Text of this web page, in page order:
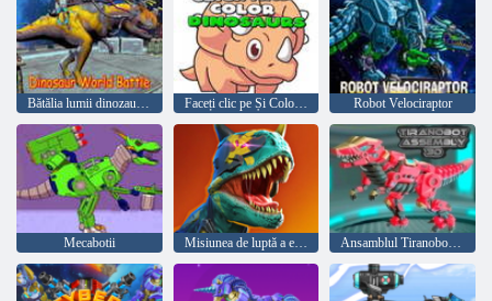
Bătălia lumii dinozaurilor Faceți clic pe Și Colorați Dinozaurii Robot Velociraptor
Mecabotii Misiunea de luptă a echipei Dino Ansamblul Tiranobot 3D